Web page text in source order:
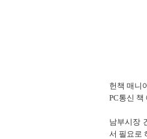
헌책 매니
PC통신 책
남부시장
서 필요로